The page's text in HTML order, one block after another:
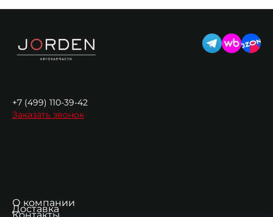
О компании
Доставка
+7 (499) 110-39-42
Заказать звонок